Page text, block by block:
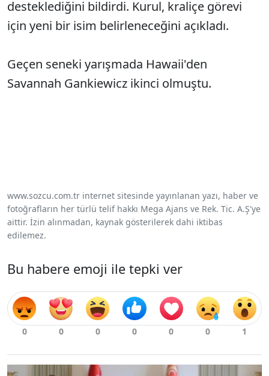
desteklediğini bildirdi. Kurul, kraliçe görevi
için yeni bir isim belirleneceğini açıkladı.
Geçen seneki yarışmada Hawaii'den
Savannah Gankiewicz ikinci olmuştu.
www.sozcu.com.tr internet sitesinde yayınlanan yazı, haber ve
fotoğrafların her türlü telif hakkı Mega Ajans ve Rek. Tic. A.Ş'ye
aittir. İzin alınmadan, kaynak gösterilerek dahi iktibas
edilemez.
Bu habere emoji ile tepki ver